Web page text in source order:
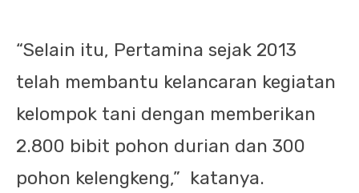
“Selain itu, Pertamina sejak 2013
telah membantu kelancaran kegiatan
kelompok tani dengan memberikan
2.800 bibit pohon durian dan 300
pohon kelengkeng,” katanya.